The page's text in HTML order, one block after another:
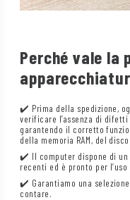
Perché vale la
✔️ Prima della spedizione,
verificare l’assenza di
garantendo il corretto
della memoria RAM, del
✔️ Il computer dispone di un
recenti ed è pronto per
✔️ Garantiamo una
contare.